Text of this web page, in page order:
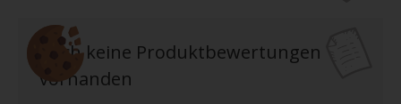
noch keine Produktbewertungen
vorhanden